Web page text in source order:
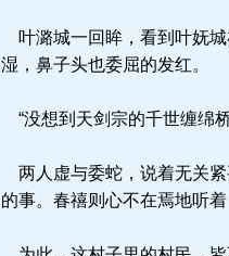
叶潞城一回眸，看到叶妩城
湿，鼻子头也委屈的发红。
“没想到天剑宗的千世缠绵
两人虚与委蛇，说着无关紧
的事。春禧则心不在焉地听